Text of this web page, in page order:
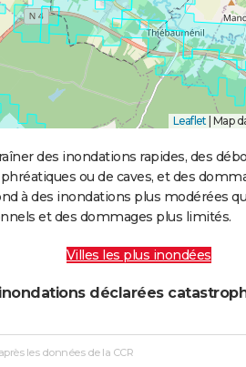
Leaflet | Map
des inondations rapides, des
phréatiques ou de caves, et des
à des inondations plus modérées
et des dommages plus limités.
Villes les plus inondées
déclarées
les données de la CCR